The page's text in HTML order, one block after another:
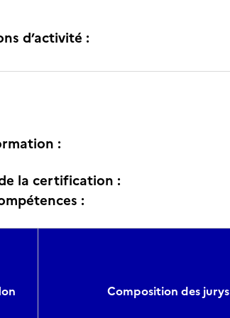
d’activité :
:
la certification :
:
Composition des jurys